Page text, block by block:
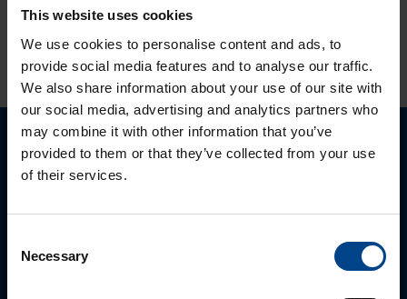
This website uses cookies
We use cookies to personalise content and ads, to
provide social media features and to analyse our traffic.
We also share information about your use of our site with
our social media, advertising and analytics partners who
may combine it with other information that you’ve
provided to them or that they’ve collected from your use
of their services.
Selection
Necessary
HINNANGUD JA MÄRGISTUSED
Palun võtke meiega ühendust